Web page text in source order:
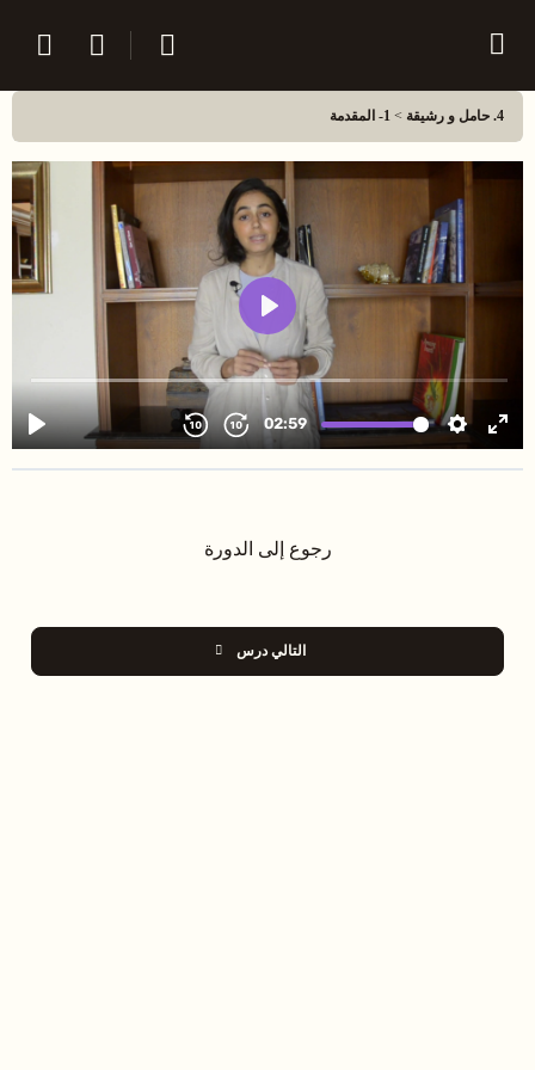
4. حامل و رشيقة 1- المقدمة
رجوع إلى الدورة
التالي درس